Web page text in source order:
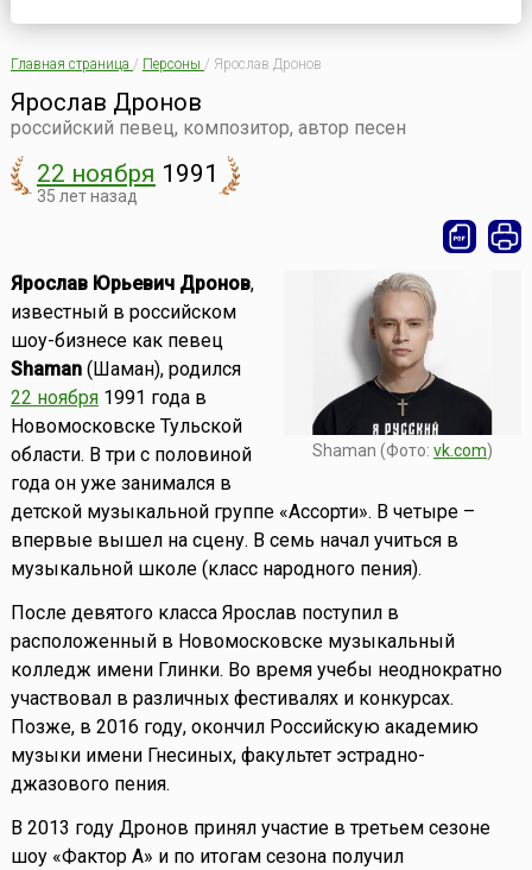
Главная страница / Персоны / Ярослав Дронов
Ярослав Дронов
российский певец, композитор, автор песен
22 ноября 1991
35 лет назад
Shaman (Фото:vk.com)
Ярослав Юрьевич Дронов,
известный в российском
шоу-бизнесе как певец
Shaman(Шаман), родился
22 ноября1991 года в
Новомосковске Тульской
области. В три с половиной
года он уже занимался в
детской музыкальной группе «Ассорти». В четыре –
впервые вышел на сцену. В семь начал учиться в
музыкальной школе (класс народного пения).
После девятого класса Ярослав поступил в
расположенный в Новомосковске музыкальный
колледж имени Глинки. Во время учебы неоднократно
участвовал в различных фестивалях и конкурсах.
Позже, в 2016 году, окончил Российскую академию
музыки имени Гнесиных, факультет эстрадно-
джазового пения.
В 2013 году Дронов принял участие в третьем сезоне
шоу «Фактор А» и по итогам сезона получил